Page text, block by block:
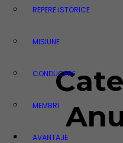
REPERE ISTORICE
MISIUNE
CONDUCERE
MEMBRI
AVANTAJE